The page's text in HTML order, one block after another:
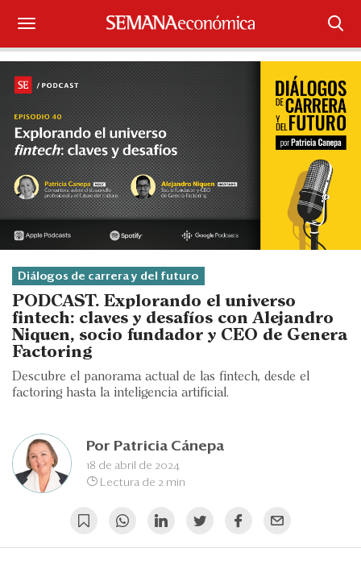
Suscríbase
Iniciar sesión
Portada
¿Qué está pasando?
Sectores y Empresas
Management
Economía y Finanzas
Legal y Política
Eventos
Blogs
Ranking CEO
Edición Impresa
Diálogos de carrera y del futuro
PODCAST. Explorando el universo
fintech: claves y desafíos con Alejandro
Niquen, socio fundador y CEO de Genera
Factoring
Descubre el panorama actual de las fintech, desde el
factoring hasta la inteligencia artificial.
Por Patricia Cánepa
18 de abril de 2024
Lectura de 2 min